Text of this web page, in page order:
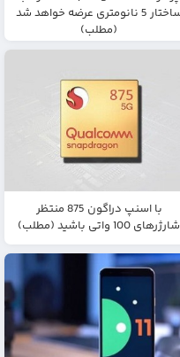
ساختار 5 نانومتری عرضه خواهد شد
(مطلب)
با اسنپ دراگون 875 منتظر
شارژرهای 100 واتی باشید (مطلب)